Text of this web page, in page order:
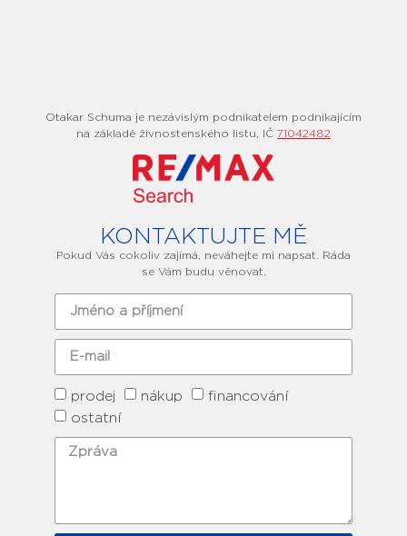
Otakar Schuma je nezávislým podnikatelem podnikajícím
na základě živnostenského listu, IČ 71042482
KONTAKTUJTE MĚ
Pokud Vás cokoliv zajímá, neváhejte mi napsat. Ráda
se Vám budu věnovat.
prodej nákup
financování
ostatní